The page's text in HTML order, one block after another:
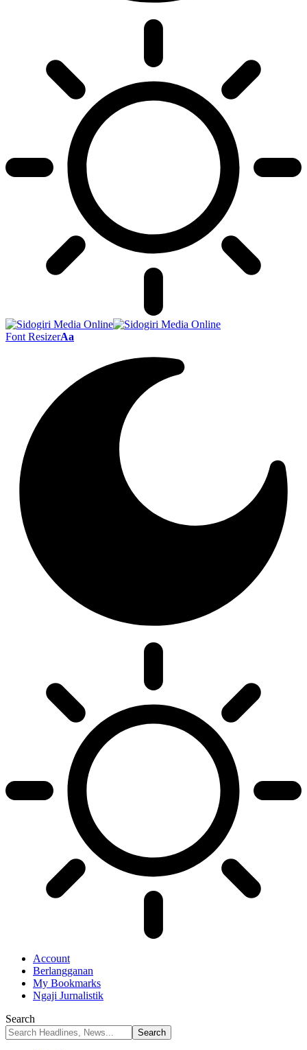
Font ResizerAa
Account
Berlangganan
My Bookmarks
Ngaji Jurnalistik
Search